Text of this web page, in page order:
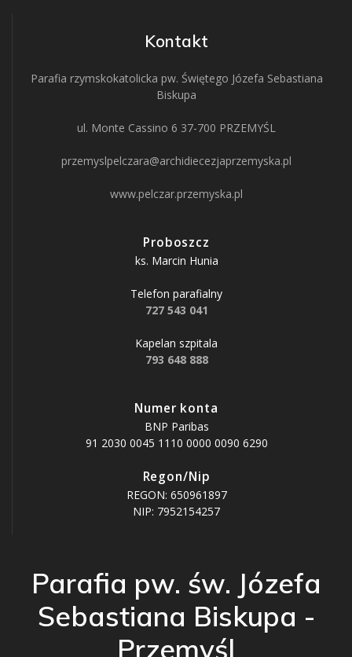
Kontakt
Parafia rzymskokatolicka pw. Świętego Józefa Sebastiana
Biskupa
ul. Monte Cassino 6 37-700 PRZEMYŚL
przemyslpelczara@archidiecezjaprzemyska.pl
www.pelczar.przemyska.pl
Proboszcz
ks. Marcin Hunia
Telefon parafialny
727 543 041
Kapelan szpitala
793 648 888
Numer konta
BNP Paribas
91 2030 0045 1110 0000 0090 6290
Regon/Nip
REGON: 650961897
NIP: 7952154257
Parafia pw. św. Józefa
Sebastiana Biskupa -
Przemyśl